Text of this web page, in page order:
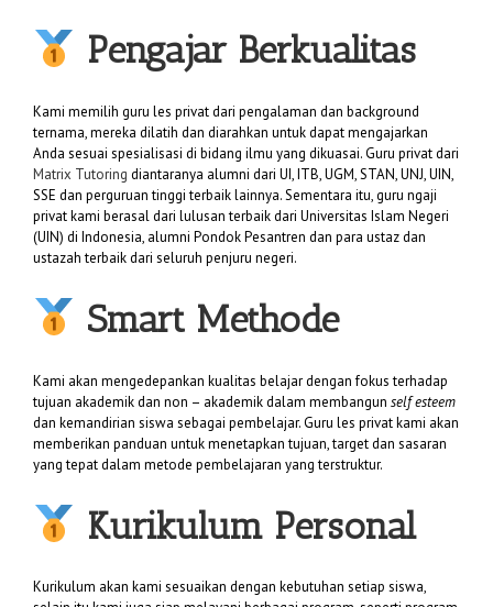
Pengajar Berkualitas
Kami memilih guru les privat dari pengalaman dan background
ternama, mereka dilatih dan diarahkan untuk dapat mengajarkan
Anda sesuai spesialisasi di bidang ilmu yang dikuasai. Guru privat dari
Matrix Tutoring diantaranya alumni dari UI, ITB, UGM, STAN, UNJ, UIN,
SSE dan perguruan tinggi terbaik lainnya. Sementara itu, guru ngaji
privat kami berasal dari lulusan terbaik dari Universitas Islam Negeri
(UIN) di Indonesia, alumni Pondok Pesantren dan para ustaz dan
ustazah terbaik dari seluruh penjuru negeri.
Smart Methode
Kami akan mengedepankan kualitas belajar dengan fokus terhadap
tujuan akademik dan non – akademik dalam membangun self esteem
dan kemandirian siswa sebagai pembelajar. Guru les privat kami akan
memberikan panduan untuk menetapkan tujuan, target dan sasaran
yang tepat dalam metode pembelajaran yang terstruktur.
Kurikulum Personal
Kurikulum akan kami sesuaikan dengan kebutuhan setiap siswa,